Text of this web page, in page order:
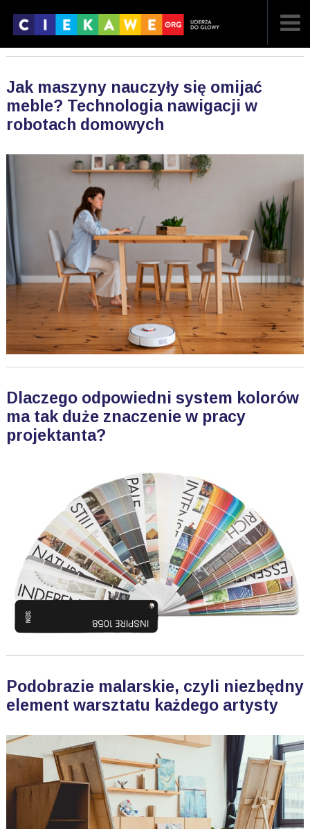
Jak maszyny nauczyły się omijać
meble? Technologia nawigacji w
robotach domowych
Dlaczego odpowiedni system kolorów
ma tak duże znaczenie w pracy
projektanta?
Podobrazie malarskie, czyli niezbędny
element warsztatu każdego artysty
POPULARNE
LOSOWE
A ARTYKUŁY
FILMY
G GALERIA
KONTAKT